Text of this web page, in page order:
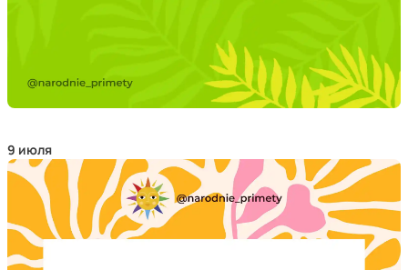
9 июля